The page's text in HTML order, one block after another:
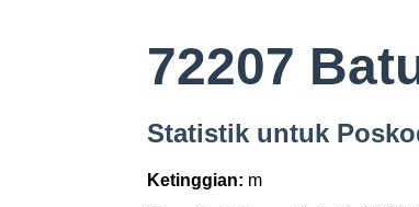
72207
Statistik untuk
Ketinggian: m